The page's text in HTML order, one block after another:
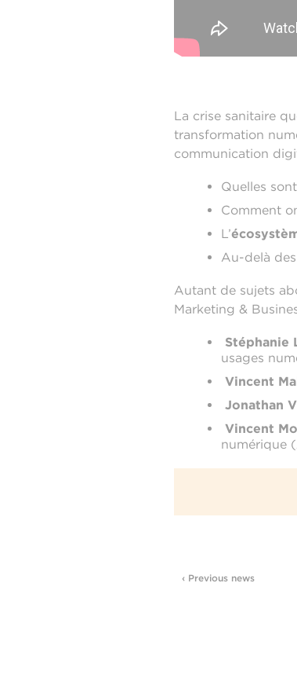
La crise sanitaire
transformation
communication
Quelles
Comment
L’
Au-delà
Autant de sujets
Marketing &
Stéphanie
usages
Vincent
Jonathan
Vincent
numérique
‹ Previous news